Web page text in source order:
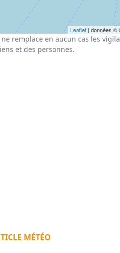
Leaflet | données ©
remplace en aucun cas les
et des personnes.
MÉTÉO